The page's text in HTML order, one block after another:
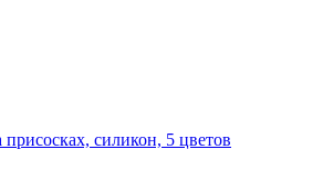
силикон, 5 цветов